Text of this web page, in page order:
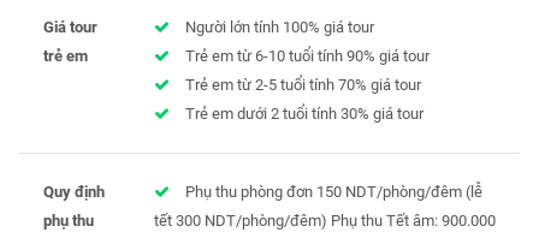
Giá tour
trẻ em
Người lớn tính 100% giá tour
Trẻ em từ 6-10 tuổi tính 90% giá tour
Trẻ em từ 2-5 tuổi tính 70% giá tour
Trẻ em dưới 2 tuổi tính 30% giá tour
Quy định
phụ thu
Phụ thu phòng đơn 150 NDT/phòng/đêm (lễ
tết 300 NDT/phòng/đêm) Phụ thu Tết âm: 900.000